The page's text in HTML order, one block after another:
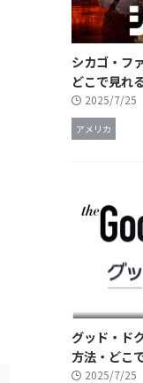
シカゴ・フ
どこで見れ
2025/7/25
アメリカ
グッド・ド
方法・どこ
2025/7/25